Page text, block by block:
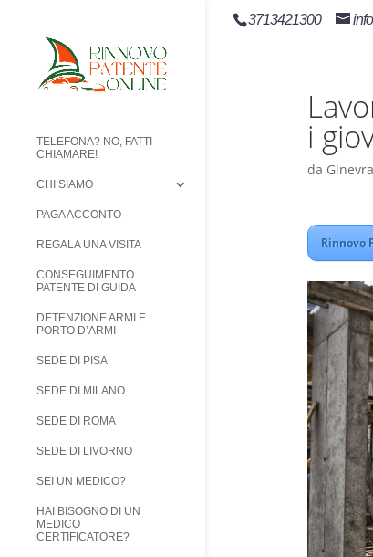
3713421300
TELEFONA? NO, FATTI
CHIAMARE!
CHI SIAMO
PAGA ACCONTO
REGALA UNA VISITA
CONSEGUIMENTO
PATENTE DI GUIDA
DETENZIONE ARMI E
PORTO D’ARMI
SEDE DI PISA
SEDE DI MILANO
SEDE DI ROMA
SEDE DI LIVORNO
SEI UN MEDICO?
HAI BISOGNO DI UN
MEDICO
CERTIFICATORE?
i
da Ginevra
Rinnovo